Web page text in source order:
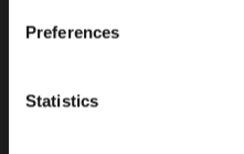
Preferences
Statistics